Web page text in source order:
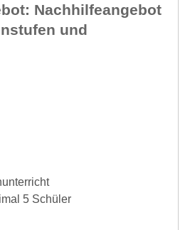
Nachhilfeangebot
und
5 Schüler